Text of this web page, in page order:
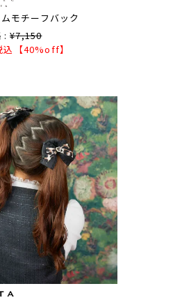
モチーフバック
: ¥7,150
込 【40%off】